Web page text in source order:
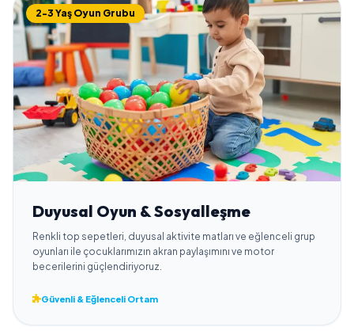
2-3 Yaş Oyun Grubu
Duyusal Oyun & Sosyalleşme
Renkli top sepetleri, duyusal aktivite matları ve eğlenceli grup
oyunları ile çocuklarımızın akran paylaşımını ve motor
becerilerini güçlendiriyoruz.
Güvenli & Eğlenceli Ortam